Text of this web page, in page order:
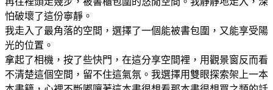
怕破壞了這份寧靜。
我走入了最角落的空間，選擇了一個能被書包圍，又能享受陽
光的位置。
拿起了相機，按了些快門，在這分享空間裡，用觀景窗反而看
不清楚這個空間，留不住這氣氛。我選擇用雙眼探索架上一本